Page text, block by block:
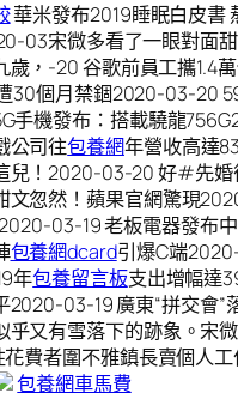
華米發布2019睡眠白皮書
03宋微多看了一眼對面
歲，-20 谷歌前員工攜1.4
30個月禁錮2020-03-20
手機發布：搭載驍龍
公司往包養網年營收高達
兒！2020-03-20 好#先婚
文忽然！蘋果官網驚現
03-19 老板電器發布中
包養網dcard引爆C端
年包養留言板支出增幅達
2020-03-19 廣東“拼交會”
乎又有雪落下的跡象。宋
花費者圍不雅鎮長賣個人
包養網車馬費